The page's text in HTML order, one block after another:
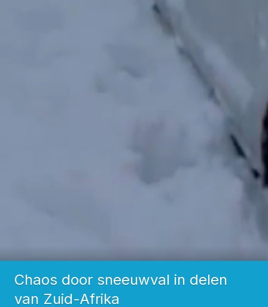
Chaos door sneeuwval in delen
van Zuid-Afrika